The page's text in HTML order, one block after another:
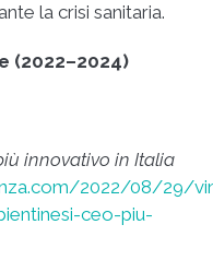
la crisi sanitaria.
(2022–2024)
innovativo in Italia
2022/08/29/
ceo-piu-